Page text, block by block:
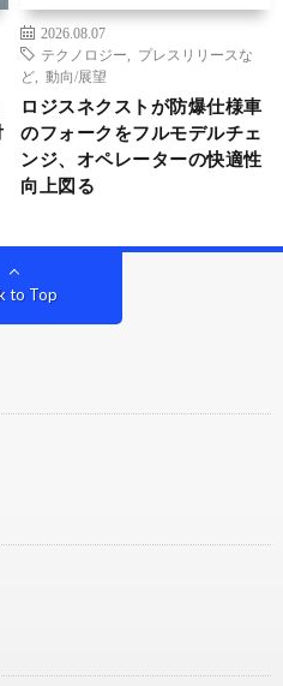
2026.08.07
テクノロジー
プレスリリースな
ど
動向/展望
ロジスネクストが防爆仕様車
のフォークをフルモデルチェ
ンジ、オペレーターの快適性
向上図る
to Top